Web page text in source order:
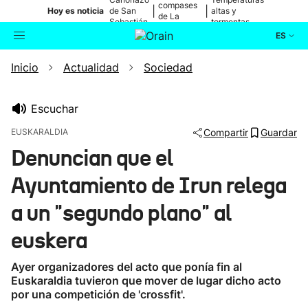
Hoy es noticia de San
Sebastián
compases
de La
altas y
tormentas
ES
Buscador Actualidad
Ikusmiran
Eguraldia
Inicio Actualidad Sociedad
Escuchar
EUSKARALDIA Compartir Guardar
Denuncian que el
Ayuntamiento de Irun relega
a un "segundo plano" al
euskera
Ayer organizadores del acto que ponía fin al
Euskaraldia tuvieron que mover de lugar dicho acto
por una competición de 'crossfit'.